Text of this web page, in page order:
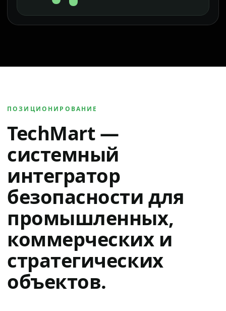
ПОЗИЦИОНИРОВАНИЕ
TechMart —
системный
интегратор
безопасности для
промышленных,
коммерческих и
стратегических
объектов.